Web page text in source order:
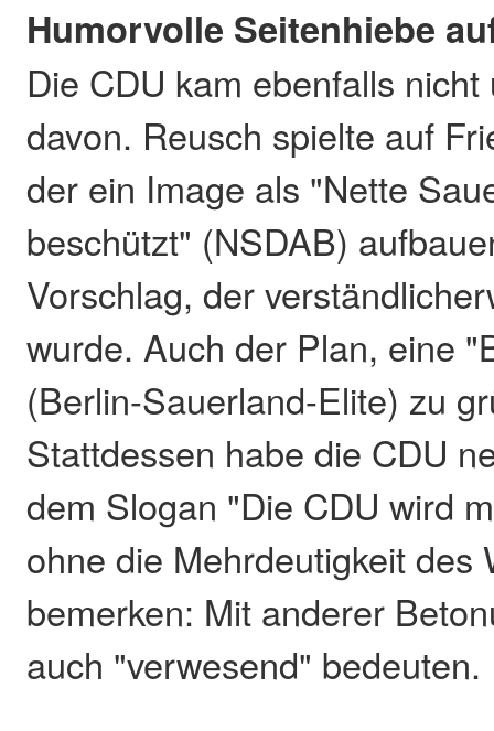
Humorvolle Seitenhiebe
Die CDU kam ebenfalls
davon. Reusch spielte auf
der ein Image als "Nette
beschützt" (NSDAB)
Vorschlag, der
wurde. Auch der Plan, eine
(Berlin-Sauerland-Elite) zu
Stattdessen habe die CDU
dem Slogan "Die CDU wird
ohne die Mehrdeutigkeit des
bemerken: Mit anderer
auch "verwesend" bedeuten.